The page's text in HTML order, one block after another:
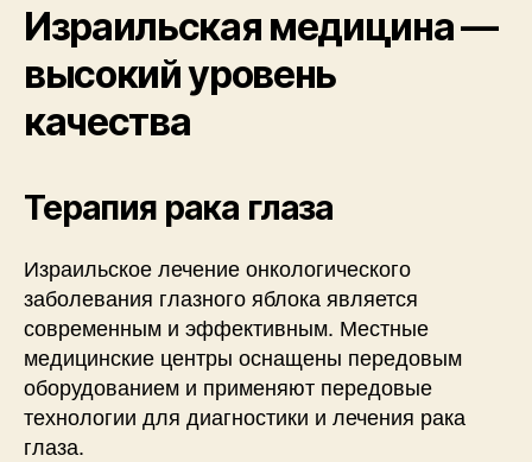
Израильская медицина —
высокий уровень
качества
Терапия рака глаза
Израильское лечение онкологического
заболевания глазного яблока является
современным и эффективным. Местные
медицинские центры оснащены передовым
оборудованием и применяют передовые
технологии для диагностики и лечения рака
глаза.